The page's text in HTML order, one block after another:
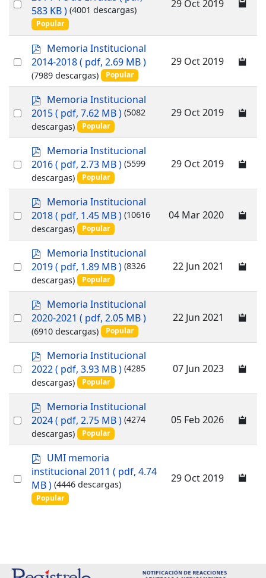
Select
item
f
583 KB ) (4001 descargas)
Popular
29 Oct 2019
Select
item
p
d
f
Memoria Institucional
2014-2018( pdf, 2.69 MB )
(7989 descargas) Popular
29 Oct 2019
Select
item
p
d
f
Memoria Institucional
2015( pdf, 7.62 MB ) (5082
descargas)
Popular
29 Oct 2019
Select
item
p
d
f
Memoria Institucional
2016( pdf, 2.73 MB ) (5599
descargas)
Popular
29 Oct 2019
Select
item
p
d
f
Memoria Institucional
2018( pdf, 1.45 MB ) (10616
descargas)
Popular
04 Mar 2020
Select
item
p
d
f
Memoria Institucional
2019( pdf, 1.89 MB ) (8326
descargas)
Popular
22 Jun 2021
Select
item
p
d
f
Memoria Institucional
2020-2021 ( pdf, 2.05 MB )
(6910 descargas) Popular
22 Jun 2021
Select
item
p
d
f
Memoria Institucional
2022( pdf, 3.93 MB ) (4285
descargas)
Popular
07 Jun 2023
Select
item
p
d
f
Memoria Institucional
2024( pdf, 2.75 MB ) (4274
descargas)
Popular
05 Feb 2026
Select
item
p
d
f
UMI memoria
institucional 2011 ( pdf, 4.74
MB ) (4446 descargas)
Popular
29 Oct 2019